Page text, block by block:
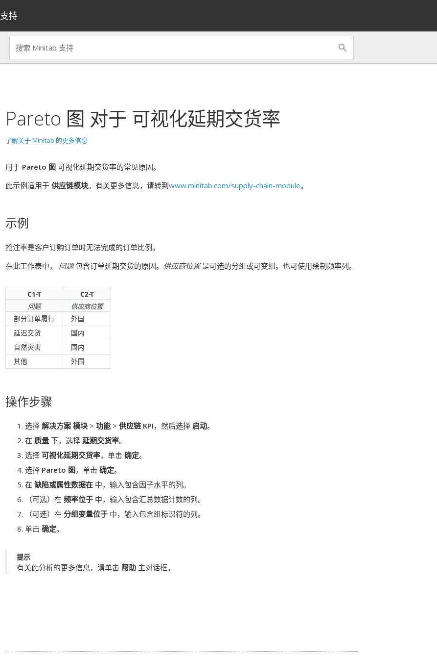
支持
Pareto 图 对于 可视化延期交货率
了解关于 Minitab 的更多信息
用于 Pareto 图 可视化延期交货率的常见原因。
此示例适用于 供应链模块。有关更多信息，请转到www.minitab.com/supply-chain-module。
示例
抢注率是客户订购订单时无法完成的订单比例。
在此工作表中， 问题包含订单延期交货的原因。 供应商位置是可选的分组或可变组。也可使用绘制频率列。
C1-T
C2-T
问题
供应商位置
部分订单履行
外国
延迟交货
国内
自然灾害
国内
其他
外国
操作步骤
选择 解决方案 模块 > 功能 > 供应链 KPI，然后选择 启动。
在 质量 下，选择 延期交货率。
选择 可视化延期交货率，单击 确定。
选择 Pareto 图，单击 确定。
在 缺陷或属性数据在 中，输入包含因子水平的列。
（可选）在 频率位于 中，输入包含汇总数据计数的列。
（可选）在 分组变量位于 中，输入包含组标识符的列。
单击 确定。
提示
有关此分析的更多信息，请单击 帮助 主对话框。